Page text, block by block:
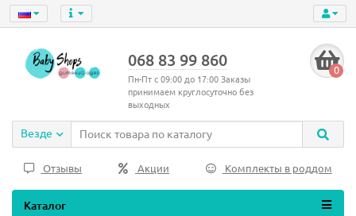
068 83 99 860
Пн-Пт с 09:00 до 17:00 Заказы
принимаем круглосуточно без
выходных
0
Везде
Отзывы Акции Комплекты в роддом
Каталог